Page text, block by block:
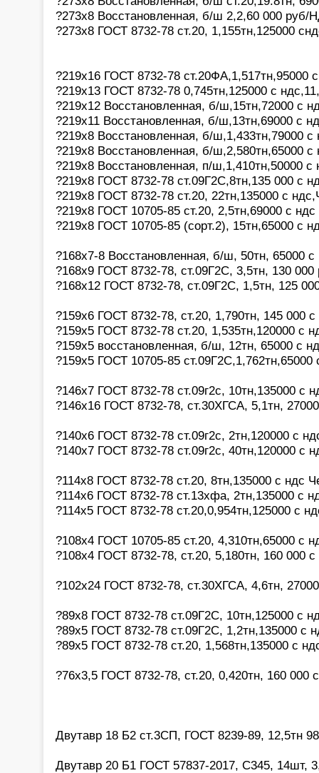
?273х8 Восстановленная, б/ш 2,2,60 000 руб/
?273х8 ГОСТ 8732-78 ст.20, 1,155тн,125000
?219х16 ГОСТ 8732-78 ст.20ФА,1,517тн,95000
?219х13 ГОСТ 8732-78 0,745тн,125000 с
?219х12 Восстановленная, б/ш,15тн,72000 с
?219х11 Восстановленная, б/ш,13тн,69000 с
?219х8 Восстановленная, б/ш,1,433тн,79000 с
?219х8 Восстановленная, б/ш,2,580тн,65000 с
?219х8 Восстановленная, п/ш,1,410тн,50000 с
?219х8 ГОСТ 8732-78 ст.09Г2С,8тн,135 000 с
?219х8 ГОСТ 8732-78 ст.20, 22тн,135000 с
?219х8 ГОСТ 10705-85 ст.20, 2,5тн,69000 с
?219х8 ГОСТ 10705-85 (сорт.2), 15тн,65000 с
?168х7-8 Восстановленная, б/ш, 50тн, 65000
?168х9 ГОСТ 8732-78, ст.09Г2С, 3,5тн, 130
?168х12 ГОСТ 8732-78, ст.09Г2С, 1,5тн, 125
?159х6 ГОСТ 8732-78, ст.20, 1,790тн, 145 000
?159х5 ГОСТ 8732-78 ст.20, 1,535тн,120000 с
?159х5 восстановленная, б/ш, 12тн, 65000 с
?159х5 ГОСТ 10705-85 ст.09Г2С,1,762тн,65000
?146х7 ГОСТ 8732-78 ст.09г2с, 10тн,135000 с
?146х16 ГОСТ 8732-78, ст.30ХГСА, 5,1тн,
?140х6 ГОСТ 8732-78 ст.09г2с, 2тн,120000 с
?140х7 ГОСТ 8732-78 ст.09г2с, 40тн,120000 с
?114х8 ГОСТ 8732-78 ст.20, 8тн,135000 с ндс
?114х6 ГОСТ 8732-78 ст.13хфа, 2тн,135000 с
?114х5 ГОСТ 8732-78 ст.20,0,954тн,125000 с
?108х4 ГОСТ 10705-85 ст.20, 4,310тн,65000 с
?108х4 ГОСТ 8732-78, ст.20, 5,180тн, 160 000
?102х24 ГОСТ 8732-78, ст.30ХГСА, 4,6тн,
?89х8 ГОСТ 8732-78 ст.09Г2С, 10тн,125000 с
?89х5 ГОСТ 8732-78 ст.09Г2С, 1,2тн,135000 с
?89х5 ГОСТ 8732-78 ст.20, 1,568тн,135000 с
?76х3,5 ГОСТ 8732-78, ст.20, 0,420тн, 160 000
Двутавр 18 Б2 ст.3СП, ГОСТ 8239-89, 12,5тн
Двутавр 20 Б1 ГОСТ 57837-2017, С345, 14шт,